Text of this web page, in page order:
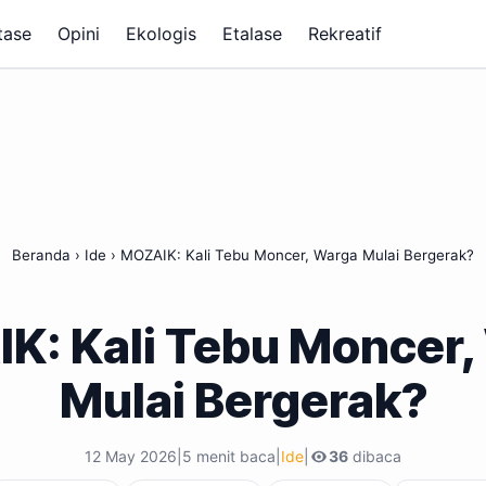
Opini Ekologis Etalase Rekreatif
Beranda › Ide › MOZAIK: Kali Tebu Moncer, Warga Mulai Bergerak?
Kali Tebu
Mulai Bergerak?
12 May 2026 5 menit baca Ide 36 dibaca